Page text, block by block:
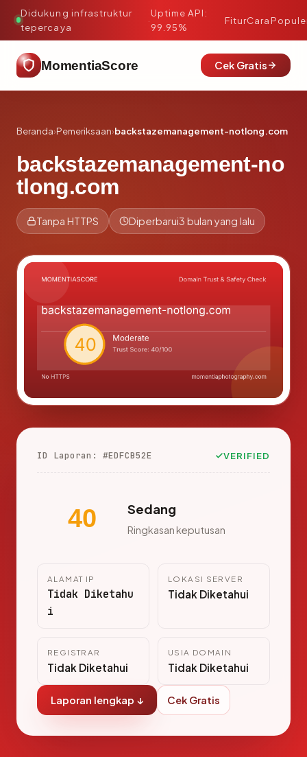
Didukung infrastruktur
tepercaya
·
Uptime API:
99.95%
FiturCara
MomentiaScore Cek Gratis
Beranda›Pemeriksaan›backstazemanagement-notlong.com
backstazemanagement-no
tlong.com
Tanpa HTTPS Diperbarui3 bulan yang lalu
ID Laporan: #EDFCB52E VERIFIED
40 Sedang
Ringkasan keputusan
ALAMAT IP
Tidak Diketahu
i
LOKASI SERVER
Tidak Diketahui
REGISTRAR
Tidak Diketahui
USIA DOMAIN
Tidak Diketahui
Laporan lengkap ↓ Cek Gratis